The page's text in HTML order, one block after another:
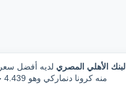
البنك الأهلي المصري لديه أفضل
منه كرونا دنماركي وهو 4.439 جم